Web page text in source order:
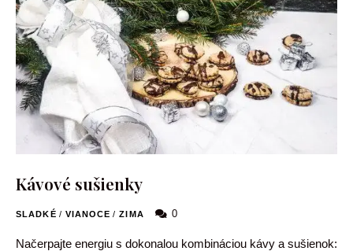
Kávové sušienky
SLADKÉ / VIANOCE / ZIMA 0
Načerpajte energiu s dokonalou kombináciou kávy a sušienok: